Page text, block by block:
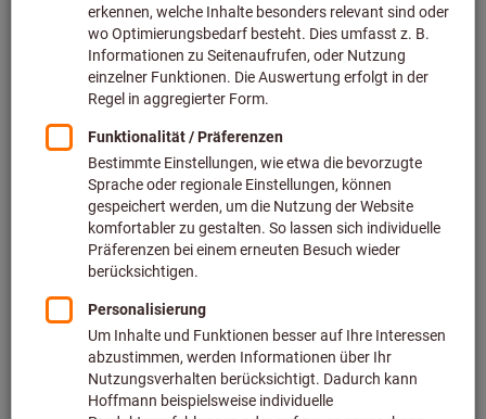
Preis pro 1 Stück
zzgl. Versandkosten
Netto: 13,73 €